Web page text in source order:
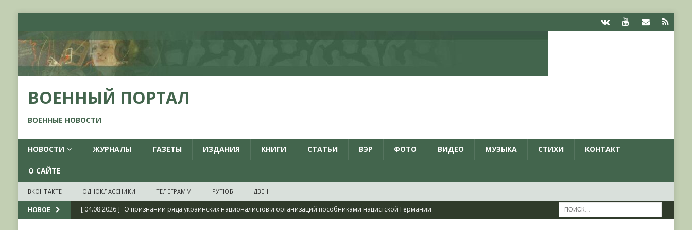
ВОЕННЫЙ ПОРТАЛ
ВОЕННЫЕ НОВОСТИ
НОВОСТИ ЖУРНАЛЫ ГАЗЕТЫ ИЗДАНИЯ КНИГИ СТАТЬИ ВЭР ФОТО ВИДЕО МУЗЫКА СТИХИ КОНТАКТ
О САЙТЕ
ВКОНТАКТЕ ОДНОКЛАССНИКИ ТЕЛЕГРАММ РУТЮБ ДЗЕН
НОВОЕ [ 04.08.2026 ] О признании ряда украинских националистов и организаций пособниками нацистской Германии